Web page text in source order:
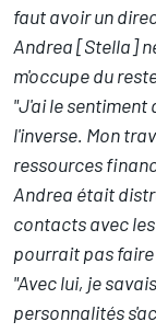
faut avoir un
Andrea [Stella]
m'occupe du
"J'ai le sentiment
l'inverse. Mon
ressources
Andrea était
contacts avec
pourrait pas
"Avec lui, je
personnalités